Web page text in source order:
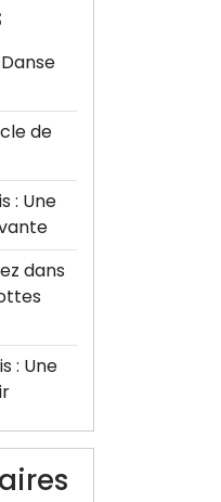
de
: Une
dans
: Une